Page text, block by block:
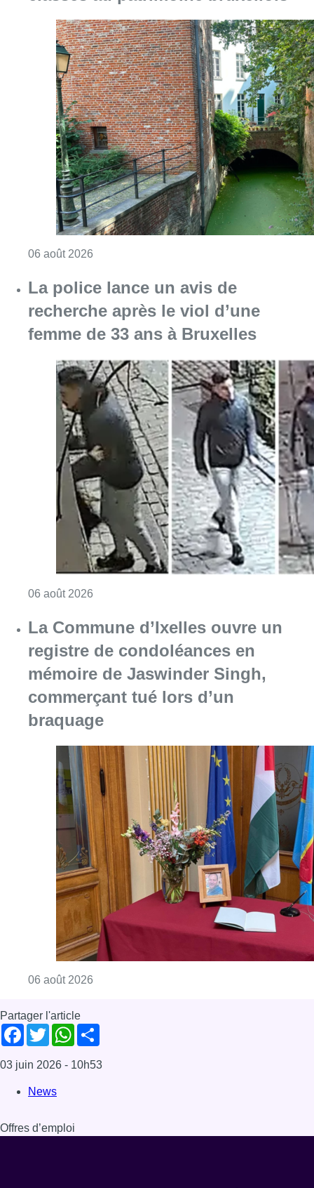
06 août 2026
La police lance un avis de
recherche après le viol d’une
femme de 33 ans à Bruxelles
06 août 2026
La Commune d’Ixelles ouvre un
registre de condoléances en
mémoire de Jaswinder Singh,
commerçant tué lors d’un
braquage
06 août 2026
Partager l'article
Facebook
TwitterWhatsApp
03 juin 2026 - 10h53
News
Offres d’emploi